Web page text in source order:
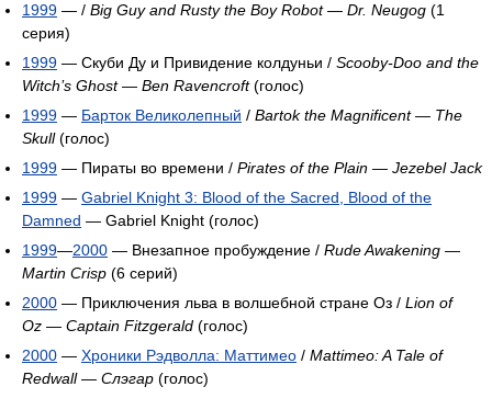
1999 — / Big Guy and Rusty the Boy Robot— Dr. Neugog (1
серия)
1999 — Скуби Ду и Привидение колдуньи / Scooby-Doo and the
Witch’s Ghost— Ben Ravencroft(голос)
1999 — Барток Великолепный / Bartok the Magnificent— The
Skull(голос)
1999 — Пираты во времени / Pirates of the Plain — Jezebel Jack
1999 — Gabriel Knight 3: Blood of the Sacred, Blood of the
Damned — Gabriel Knight (голос)
1999—2000 — Внезапное пробуждение / Rude Awakening —
Martin Crisp (6 серий)
2000 — Приключения льва в волшебной стране Оз / Lion of
Oz — Captain Fitzgerald (голос)
2000 — Хроники Рэдволла: Маттимео / Mattimeo: A Tale of
Redwall— Слэгар (голос)